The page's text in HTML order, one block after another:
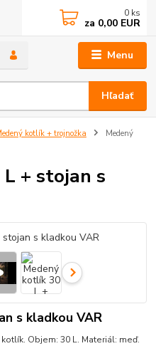
Menu
Hľadať
0 ks
za 0,00 EUR
kotlík + trojnožka
Medený
+ stojan s
s kladkou VAR
Objem: 30 L. Materiál: meď.